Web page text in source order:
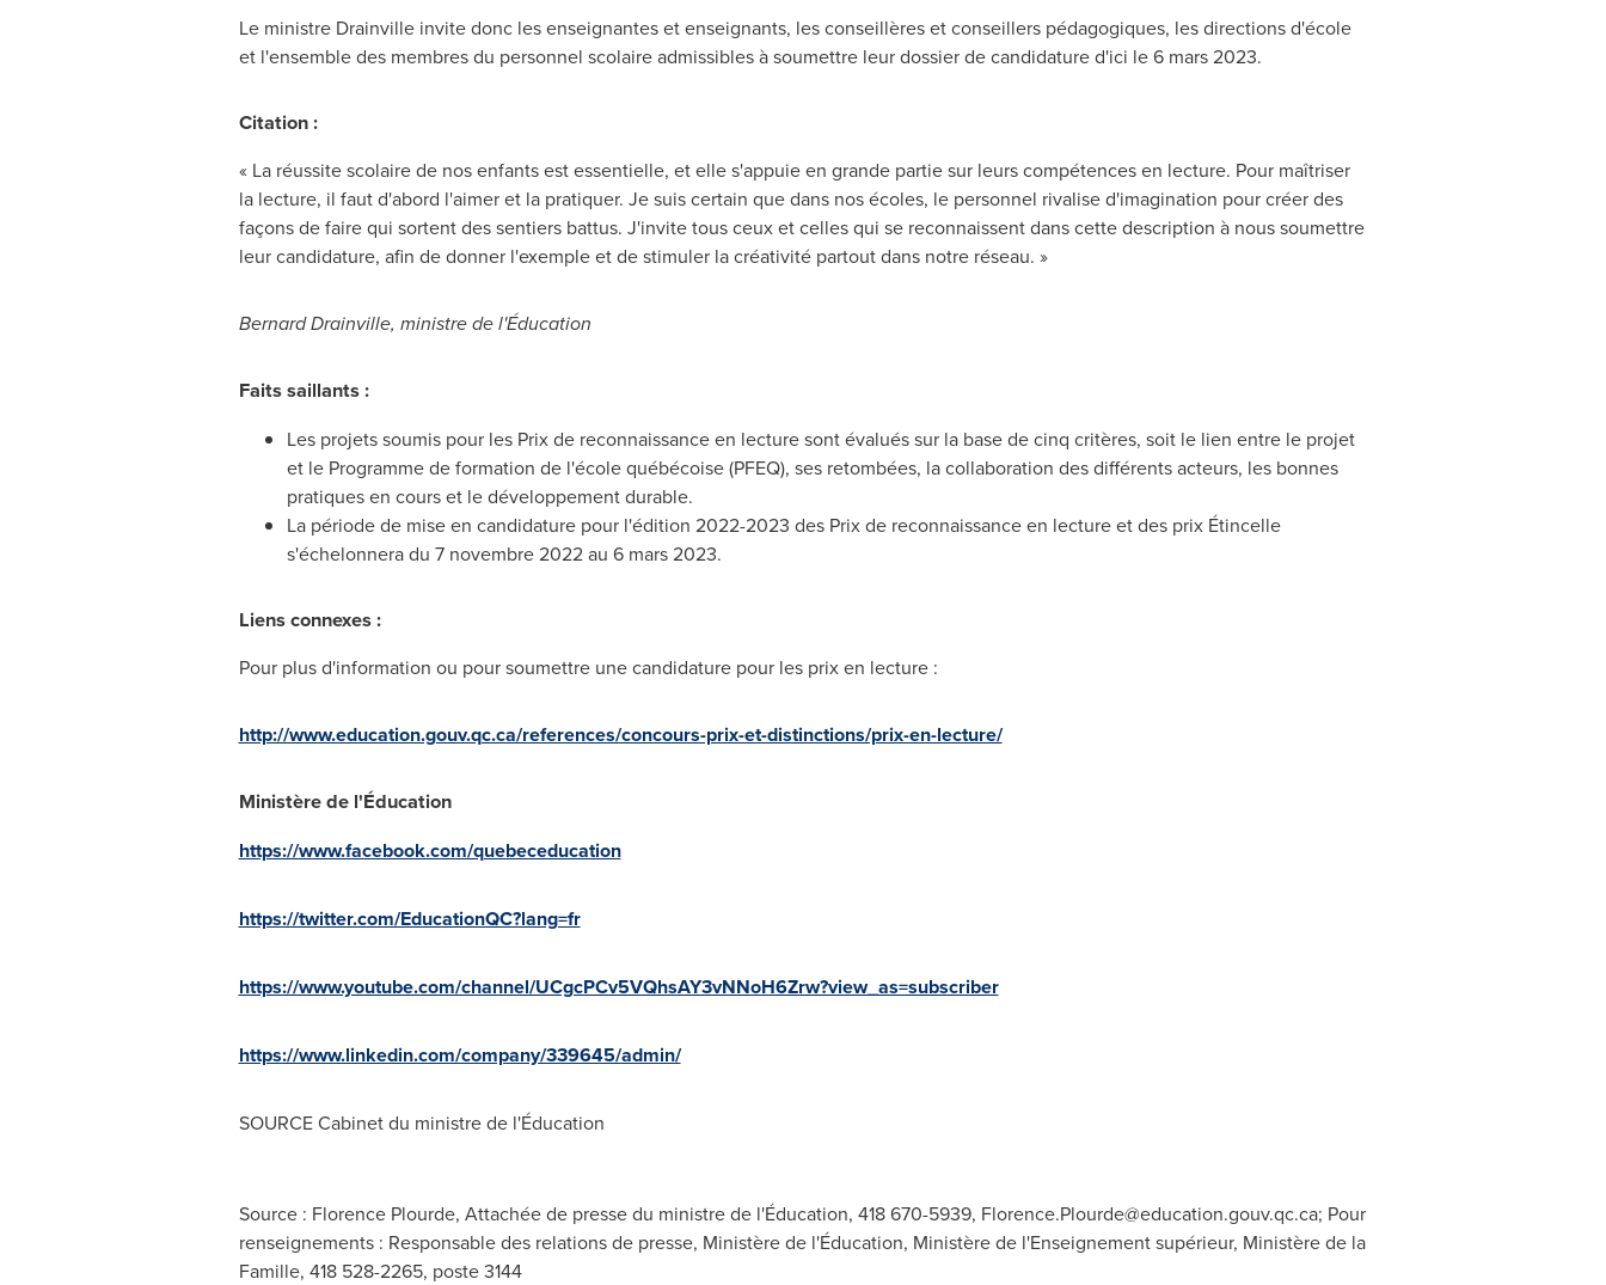
Le ministre Drainville invite donc les enseignantes et enseignants, les conseillères et conseillers pédagogiques, les directions d'école
et l'ensemble des membres du personnel scolaire admissibles à soumettre leur dossier de candidature d'ici le 6 mars 2023.
Citation :
« La réussite scolaire de nos enfants est essentielle, et elle s'appuie en grande partie sur leurs compétences en lecture. Pour maîtriser
la lecture, il faut d'abord l'aimer et la pratiquer. Je suis certain que dans nos écoles, le personnel rivalise d'imagination pour créer des
façons de faire qui sortent des sentiers battus. J'invite tous ceux et celles qui se reconnaissent dans cette description à nous soumettre
leur candidature, afin de donner l'exemple et de stimuler la créativité partout dans notre réseau. »
Bernard Drainville, ministre de l'Éducation
Faits saillants :
Les projets soumis pour les Prix dereconnaissance en lecture sont évalués sur la base de cinq critères, soit le lien entre le projet
et le Programme de formation de l'école québécoise (PFEQ), ses retombées, la collaboration des différents acteurs, les bonnes
pratiques en cours et le développement durable.
La période de mise en candidature pour l'édition 2022-2023 des Prix dereconnaissance en lecture et des prix Étincelle
s'échelonnera du 7 novembre 2022 au 6 mars 2023.
Liens connexes :
Pour plus d'information ou pour soumettre une candidature pour les prix en lecture :
http://www.education.gouv.qc.ca/references/concours-prix-et-distinctions/prix-en-lecture/
Ministère de l'Éducation
https://www.facebook.com/quebeceducation
https://twitter.com/EducationQC?lang=fr
https://www.youtube.com/channel/UCgcPCv5VQhsAY3vNNoH6Zrw?view_as=subscriber
https://www.linkedin.com/company/339645/admin/
SOURCE Cabinet du ministre de l'Éducation
Source : Florence Plourde, Attachée de presse du ministre de l'Éducation, 418 670-5939, Florence.Plourde@education.gouv.qc.ca; Pour
renseignements : Responsable des relations de presse, Ministère de l'Éducation, Ministère de l'Enseignement supérieur, Ministère de la
Famille, 418 528-2265, poste 3144